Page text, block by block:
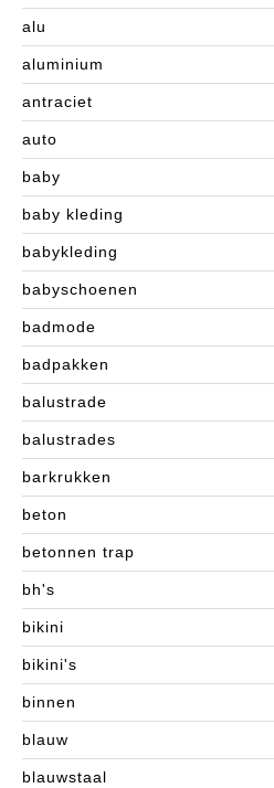
alu
aluminium
antraciet
auto
baby
baby kleding
babykleding
babyschoenen
badmode
badpakken
balustrade
balustrades
barkrukken
beton
betonnen trap
bh's
bikini
bikini's
binnen
blauw
blauwstaal